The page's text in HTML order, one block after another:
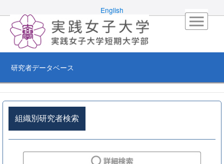
English
研究者データベース
組織別研究者検索